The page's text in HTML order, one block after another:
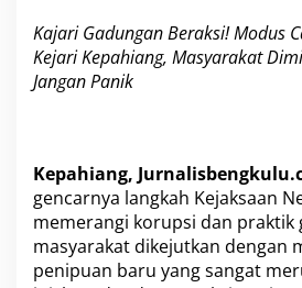
a
i
m
i
n
a
Kajari Gadungan Beraksi! Modus
Kejari Kepahiang, Masyarakat
Jangan Panik
Kepahiang,
gencarnya langkah Kejaksaan
memerangi korupsi dan praktik
masyarakat dikejutkan dengan
penipuan baru yang sangat